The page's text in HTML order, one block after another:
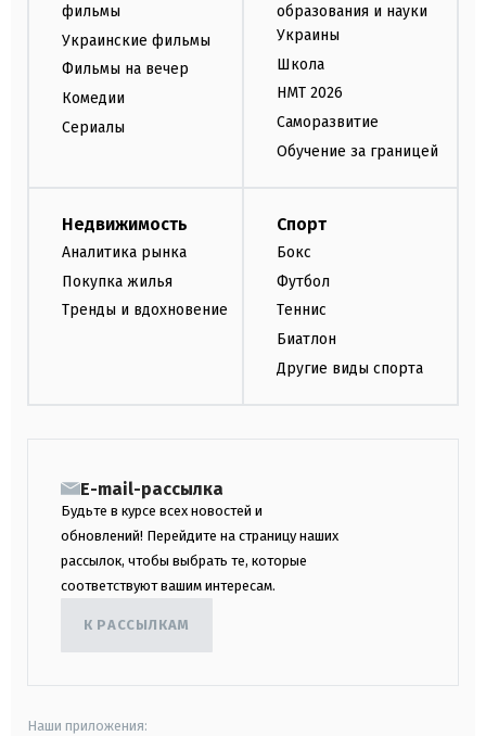
фильмы
Украинские фильмы
Фильмы на вечер
Комедии
Сериалы
образования и науки
Украины
Школа
НМТ 2026
Саморазвитие
Обучение за границей
Недвижимость
Аналитика рынка
Покупка жилья
Тренды и вдохновение
Спорт
Бокс
Футбол
Теннис
Биатлон
Другие виды спорта
E-mail-рассылка
Будьте в курсе всех новостей и
обновлений! Перейдите на страницу наших
рассылок, чтобы выбрать те, которые
соответствуют вашим интересам.
К РАССЫЛКАМ
Наши приложения: